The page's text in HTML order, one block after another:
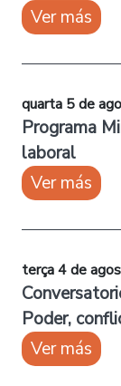
Ver más
quarta 5 de
Programa
laboral
Ver más
terça 4 de
Poder,
Ver más